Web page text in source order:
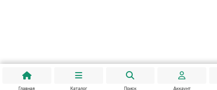
Главная Каталог Поиск Аккаунт